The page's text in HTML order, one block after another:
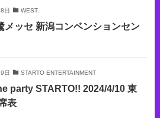
日 WEST.
メッセ 新潟コンベンションセン
日 STARTO ENTERTAINMENT
party STARTO!! 2024/4/10 東
表